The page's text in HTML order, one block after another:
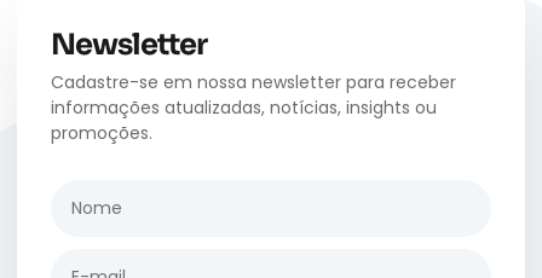
Newsletter
Cadastre-se em nossa newsletter para receber
informações atualizadas, notícias, insights ou
promoções.